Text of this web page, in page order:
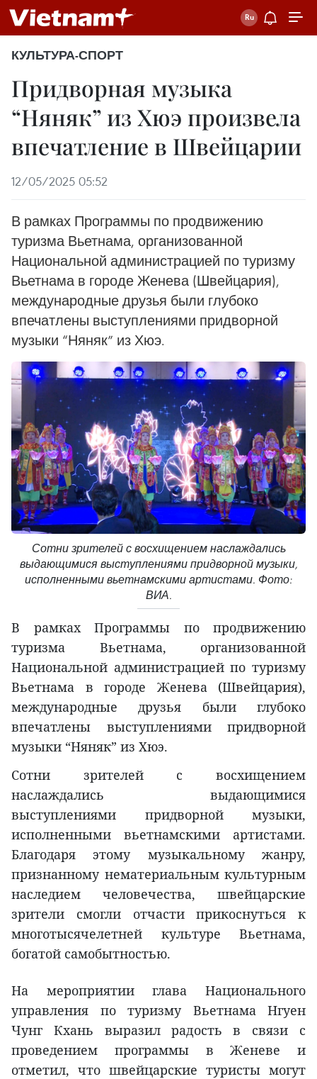
КУЛЬТУРА-СПОРТ
Придворная музыка
“Няняк” из Хюэ произвела
впечатление в Швейцарии
12/05/2025 05:52
В рамках Программы по продвижению
туризма Вьетнама, организованной
Национальной администрацией по туризму
Вьетнама в городе Женева (Швейцария),
международные друзья были глубоко
впечатлены выступлениями придворной
музыки “Няняк” из Хюэ.
Сотни зрителей с восхищением наслаждались
выдающимися выступлениями придворной музыки,
исполненными вьетнамскими артистами. Фото:
ВИА.
В рамках Программы по продвижению
туризма Вьетнама, организованной
Национальной администрацией по туризму
Вьетнама в городе Женева (Швейцария),
международные друзья были глубоко
впечатлены выступлениями придворной
музыки “Няняк” из Хюэ.
Сотни зрителей с восхищением
наслаждались выдающимися
выступлениями придворной музыки,
исполненными вьетнамскими артистами.
Благодаря этому музыкальному жанру,
признанному нематериальным культурным
наследием человечества, швейцарские
зрители смогли отчасти прикоснуться к
многотысячелетней культуре Вьетнама,
богатой самобытностью.
На мероприятии глава Национального
управления по туризму Вьетнама Нгуен
Чунг Кхань выразил радость в связи с
проведением программы в Женеве и
отметил, что швейцарские туристы могут